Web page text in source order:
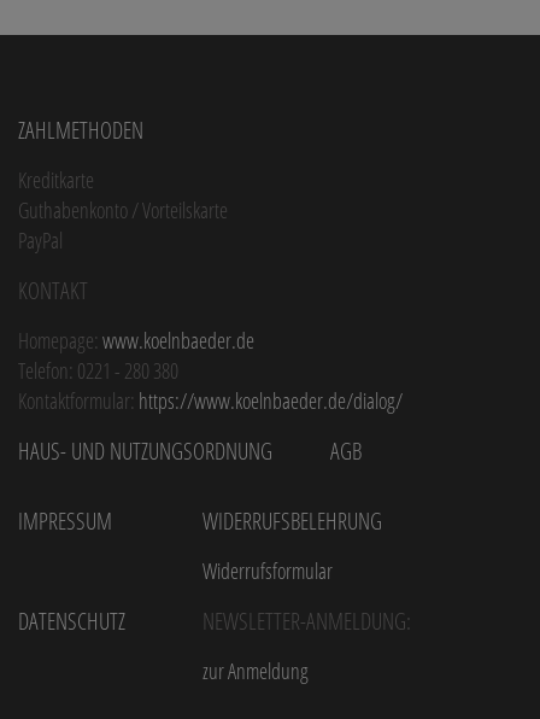
Zahlmethoden
Kreditkarte
Guthabenkonto / Vorteilskarte
PayPal
Kontakt
Homepage: www.koelnbaeder.de
Telefon: 0221 - 280 380
Kontaktformular: https://www.koelnbaeder.de/dialog/
Haus- und Nutzungsordnung AGB
Impressum Widerrufsbelehrung
Widerrufsformular
Datenschutz Newsletter-Anmeldung:
zur Anmeldung